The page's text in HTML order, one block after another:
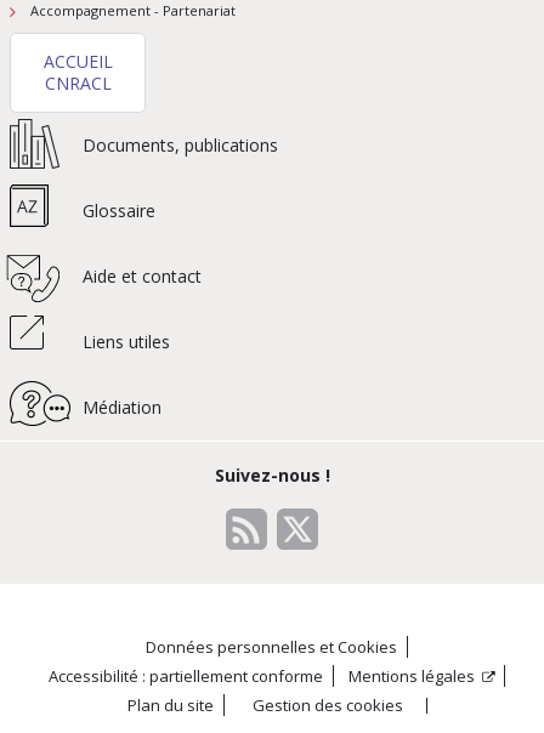
Accompagnement - Partenariat
ACCUEIL
CNRACL
Documents, publications
Glossaire
Aide et contact
Liens utiles
Médiation
Suivez-nous !
Données personnelles et Cookies
Accessibilité : partiellement conforme
Mentions légales
Plan du site
Gestion des cookies